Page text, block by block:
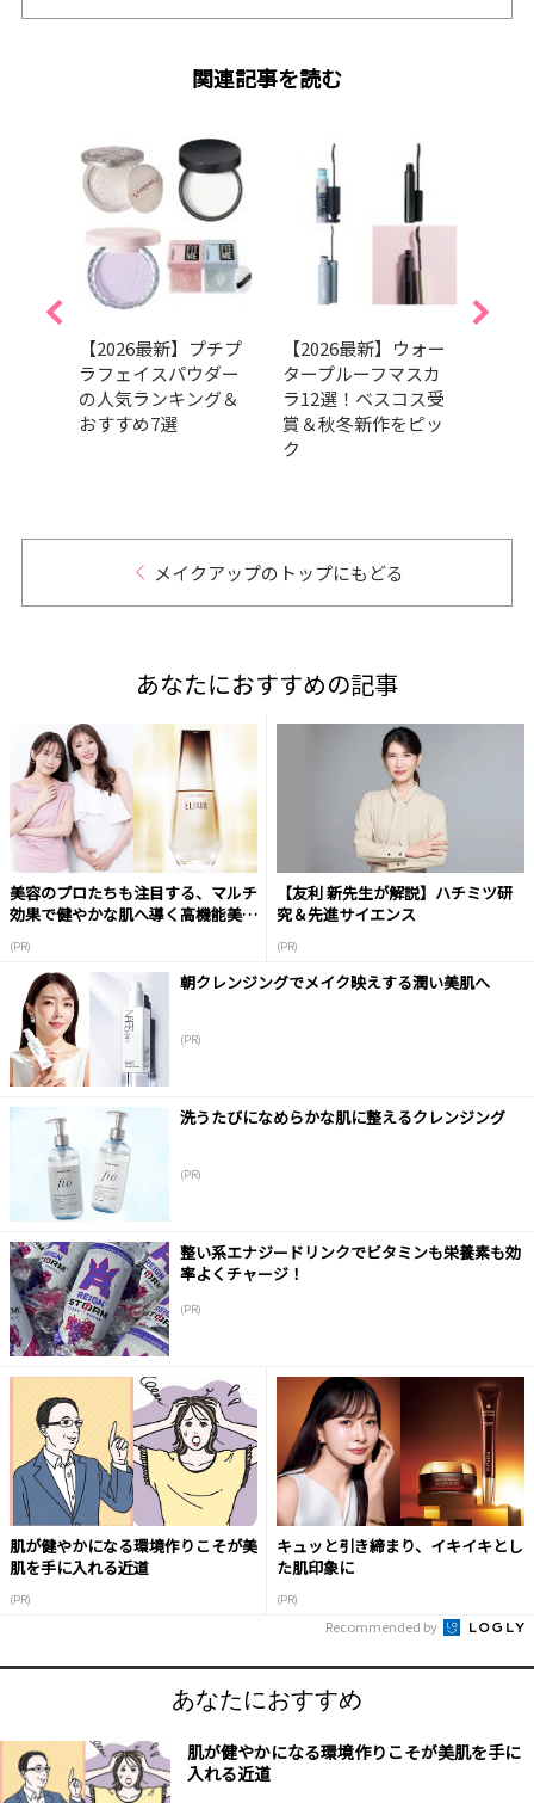
関連記事を読む
【2026最新】プチプ
ラフェイスパウダー
の人気ランキング＆
おすすめ7選
【2026最新】ウォー
タープルーフマスカ
ラ12選！ベスコス受
賞＆秋冬新作をピッ
ク
メイクアップのトップにもどる
あなたにおすすめの記事
美容のプロたちも注目する、マルチ
効果で健やかな肌へ導く高機能美容
(PR)
【友利 新先生が解説】ハチミツ研
究＆先進サイエンス
(PR)
朝クレンジングでメイク映えする潤い美肌へ
(PR)
洗うたびになめらかな肌に整えるクレンジング
(PR)
整い系エナジードリンクでビタミンも栄養素も効
率よくチャージ！
(PR)
肌が健やかになる環境作りこそが美
肌を手に入れる近道
(PR)
キュッと引き締まり、イキイキとし
た肌印象に
(PR)
Recommended by
あなたにおすすめ
肌が健やかになる環境作りこそが美肌を手に
入れる近道